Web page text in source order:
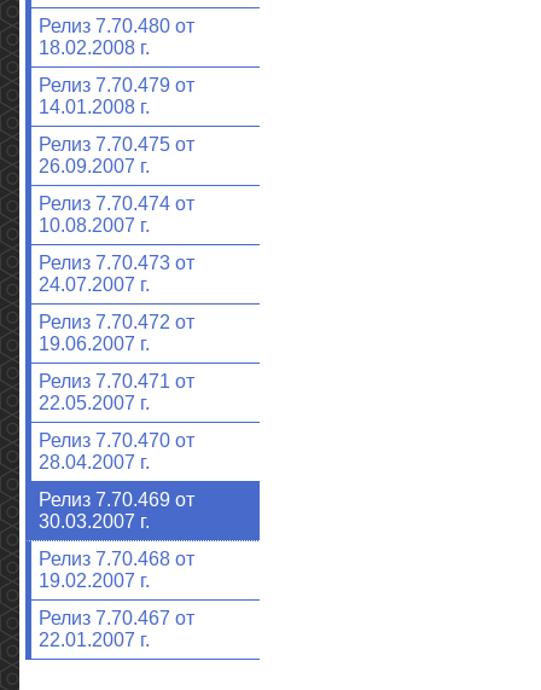
Релиз 7.70.480 от
18.02.2008 г.
Релиз 7.70.479 от
14.01.2008 г.
Релиз 7.70.475 от
26.09.2007 г.
Релиз 7.70.474 от
10.08.2007 г.
Релиз 7.70.473 от
24.07.2007 г.
Релиз 7.70.472 от
19.06.2007 г.
Релиз 7.70.471 от
22.05.2007 г.
Релиз 7.70.470 от
28.04.2007 г.
Релиз 7.70.469 от
30.03.2007 г.
Релиз 7.70.468 от
19.02.2007 г.
Релиз 7.70.467 от
22.01.2007 г.